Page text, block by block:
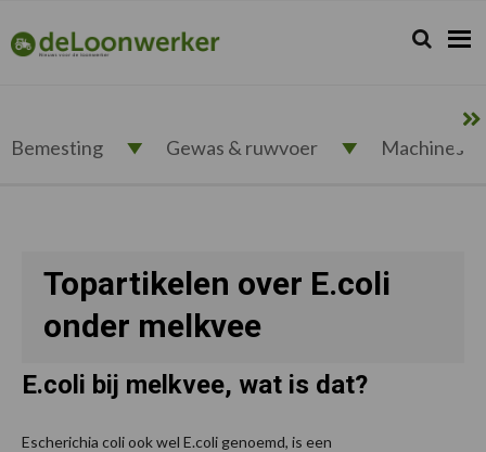
de
hoofdnavigatie
de
hoofd
de
voettekst
deloonwerker.nl Zoeken...
Zoek
Bemesting Gewas & ruwvoer Machines
Topartikelen over E.coli
onder melkvee
E.coli bij melkvee, wat is dat?
Escherichia coli ook wel E.coli genoemd, is een